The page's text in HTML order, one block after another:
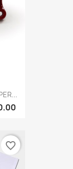
favorite_border